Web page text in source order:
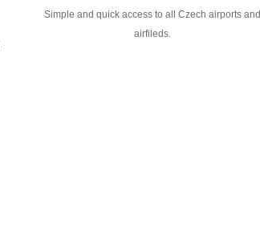
Simple and quick access to all Czech airports and
airfileds.